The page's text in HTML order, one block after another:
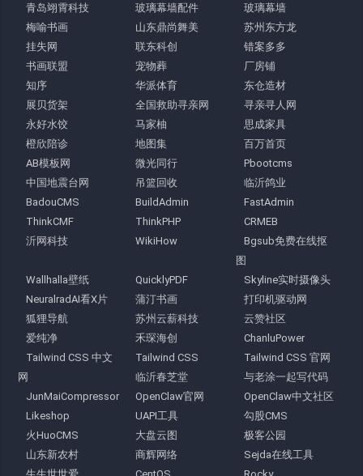
青岛翊霄科技
玻璃幕墙配件
玻璃幕墙
梅喻书画
山东鼎尚舞美
苏州东方龙
挂失网
联东科创
错案多多
书画联盟
宠物葬
厂房铺
知序
华派体育
东仓造材
展贝货架
全国救助寻亲网
寻亲寻人网
永好水饺
马家柚
思成家具
橙欣陪诊
地图集
百万首页
AB模板网
微光同行
Pbootcms
中国地震台网
吊篮回收
临沂鸽业
BadouCMS
BuildAdmin
FastAdmin
ThinkCMF
ThinkPHP
CRMEB
沂网科技
WikiHow
Bgsub免费在线抠
图
Wallhalla壁纸
QuicklyPDF
Skyline实时摄像头
NeuralradAI看X片
蒲汀书画
打印机驱动网
狐狸导航
苏州云薪科技
云赞社区
爱纯净
禾琛海创
ChanluPower
Tailwind CSS 中文
网
Tailwind CSS
Tailwind CSS 官网
临沂春芝堂
与老涂一起写代码
JunMaiCompressor
OpenClaw官网
OpenClaw中文社区
Likeshop
UAPI工具
勾股CMS
火HuoCMS
大盘云图
极客公园
山东新农村
商辉网络
Sejda在线工具